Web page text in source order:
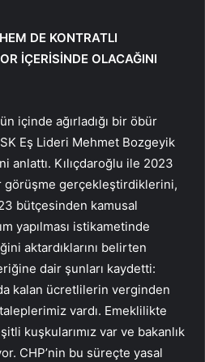
DE KONTRATLI
İÇERİSİNDE OLACAĞINI
içinde ağırladığı bir öbür
Eş Lideri Mehmet Bozgeyik
Kılıçdaroğlu ile 2023
gerçekleştirdiklerini,
bütçesinden kamusal
yapılması istikametinde
aktardıklarını belirten
dair şunları kaydetti:
kalan ücretlilerin verginden
vardı. Emeklilikte
kuşkularımız var ve bakanlık
CHP’nin bu süreçte yasal